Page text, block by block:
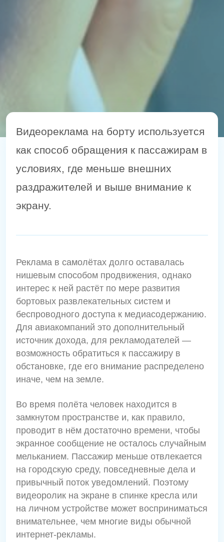
Видеореклама на борту используется
как способ обращения к пассажирам в
условиях, где меньше внешних
раздражителей и выше внимание к
экрану.
Реклама в самолётах долго оставалась
нишевым способом продвижения, однако
интерес к ней растёт по мере развития
бортовых развлекательных систем и
беспроводного доступа к медиасодержанию.
Для авиакомпаний это дополнительный
источник дохода, для рекламодателей —
возможность обратиться к пассажиру в
обстановке, где его внимание распределено
иначе, чем на земле.
Во время полёта человек находится в
замкнутом пространстве и, как правило,
проводит в нём достаточно времени, чтобы
экранное сообщение не осталось случайным
мельканием. Пассажир меньше отвлекается
на городскую среду, повседневные дела и
привычный поток уведомлений. Поэтому
видеоролик на экране в спинке кресла или
на личном устройстве может восприниматься
внимательнее, чем многие виды обычной
интернет-рекламы.